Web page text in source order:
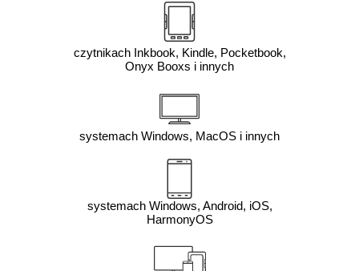
czytnikach Inkbook, Kindle, Pocketbook,
Onyx Booxs i innych
systemach Windows, MacOS i innych
systemach Windows, Android, iOS,
HarmonyOS